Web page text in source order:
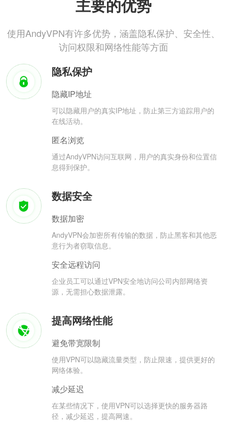
主要的优势
使用AndyVPN有许多优势，涵盖隐私保护、安全性、
访问权限和网络性能等方面
隐私保护
隐藏IP地址
可以隐藏用户的真实IP地址，防止第三方追踪用户的
在线活动。
匿名浏览
通过AndyVPN访问互联网，用户的真实身份和位置信
息得到保护。
数据安全
数据加密
AndyVPN会加密所有传输的数据，防止黑客和其他恶
意行为者窃取信息。
安全远程访问
企业员工可以通过VPN安全地访问公司内部网络资
源，无需担心数据泄露。
提高网络性能
避免带宽限制
使用VPN可以隐藏流量类型，防止限速，提供更好的
网络体验。
减少延迟
在某些情况下，使用VPN可以选择更快的服务器路
径，减少延迟，提高网速。